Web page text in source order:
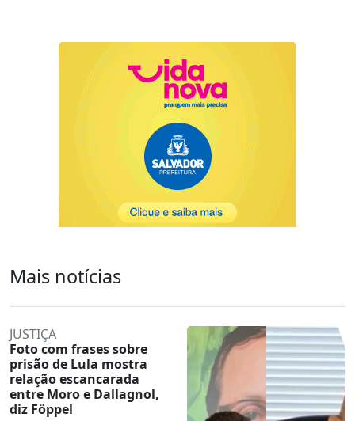
Mais notícias
JUSTIÇA
Foto com frases sobre
prisão de Lula mostra
relação escancarada
entre Moro e Dallagnol,
diz Föppel